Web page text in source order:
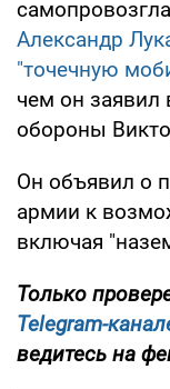
Александр
"точечную
чем он заявил
обороны
Он объявил о
армии к
включая
Только
Telegram-
ведитесь на